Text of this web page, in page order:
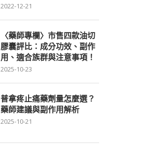
2022-12-21
〈藥師專欄〉市售四款油切
膠囊評比：成分功效、副作
用、適合族群與注意事項！
2025-10-23
普拿疼止痛藥劑量怎麼選？
藥師建議與副作用解析
2025-10-21